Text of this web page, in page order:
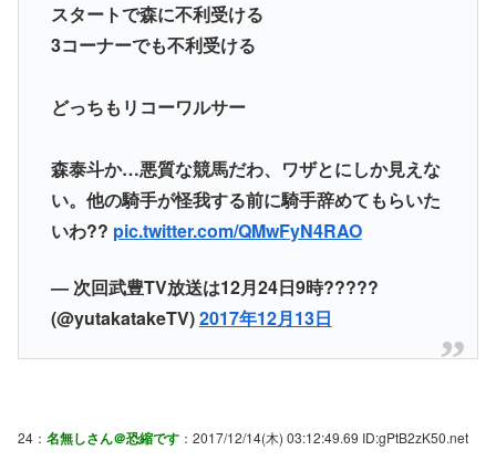
スタートで森に不利受ける
3コーナーでも不利受ける
どっちもリコーワルサー
森泰斗か…悪質な競馬だわ、ワザとにしか見えな
い。他の騎手が怪我する前に騎手辞めてもらいた
いわ?? pic.twitter.com/QMwFyN4RAO
— 次回武豊TV放送は12月24日9時?????
(@yutakatakeTV)2017年12月13日
24： 名無しさん＠恐縮です ：2017/12/14(木) 03:12:49.69 ID:gPtB2zK50.net